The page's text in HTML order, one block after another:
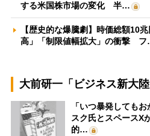
する米国株市場の変化 半…
【歴史的な爆騰劇】時価総額10
高」「制限値幅拡大」の衝撃
大前研一「ビジネス新大
「いつ暴発しても
スク氏とスペースX
的…